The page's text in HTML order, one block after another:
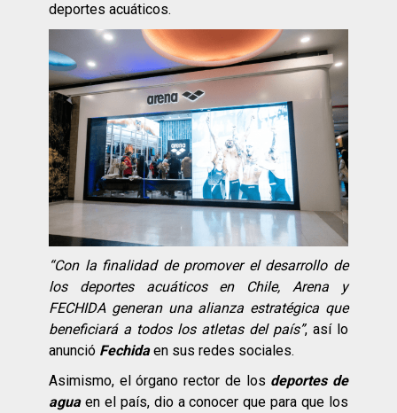
deportes acuáticos.
“Con la finalidad de promover el desarrollo de
los deportes acuáticos en Chile, Arena y
FECHIDA generan una alianza estratégica que
beneficiará a todos los atletas del país”, así lo
anunció Fechida en sus redes sociales.
Asimismo, el órgano rector de los deportes de
aguaen el país, dio a conocer que para que los